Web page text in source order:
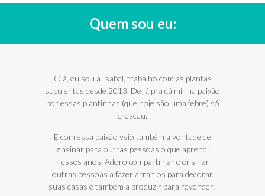
Quem sou eu:
Olá, eu sou a Isabel, trabalho com as plantas
suculentas desde 2013. De lá pra cá minha paixão
por essas plantinhas (que hoje são uma febre) só
cresceu.
E com essa paixão veio também a vontade de
ensinar para outras pessoas o que aprendi
nesses anos. Adoro compartilhar e ensinar
outras pessoas a fazer arranjos para decorar
suas casas e também a produzir para revender!